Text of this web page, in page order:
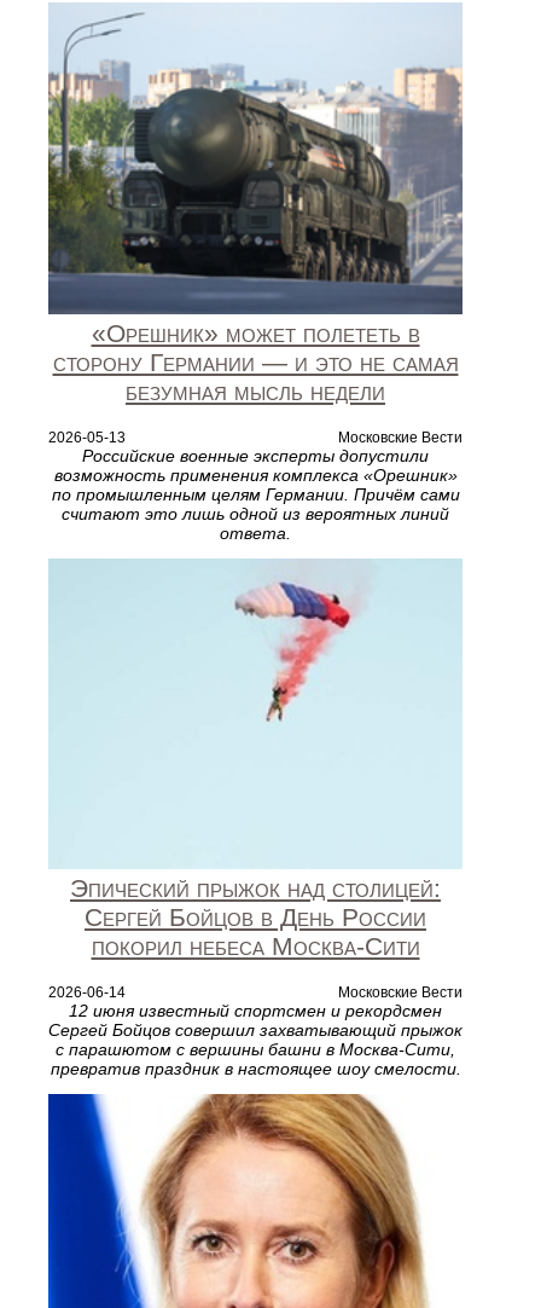
«Орешник» может полететь в
сторону Германии — и это не самая
безумная мысль недели
2026-05-13 Московские Вести
Российские военные эксперты допустили
возможность применения комплекса «Орешник»
по промышленным целям Германии. Причём сами
считают это лишь одной из вероятных линий
ответа.
Эпический прыжок над столицей:
Сергей Бойцов в День России
покорил небеса Москва‑Сити
2026-06-14 Московские Вести
12 июня известный спортсмен и рекордсмен
Сергей Бойцов совершил захватывающий прыжок
с парашютом с вершины башни в Москва‑Сити,
превратив праздник в настоящее шоу смелости.